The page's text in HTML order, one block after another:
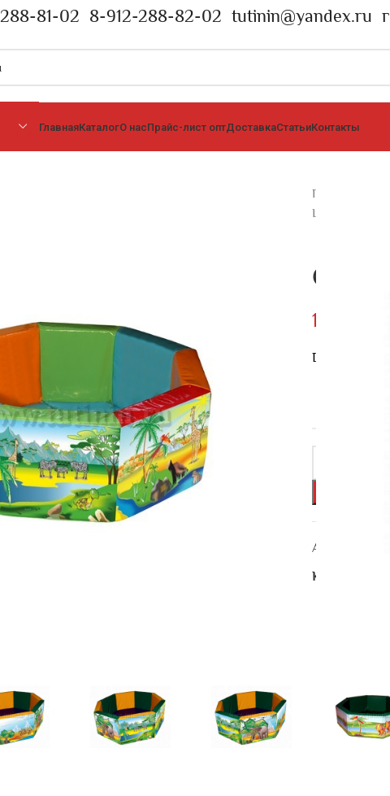
81-02 8-912-288-82-02 tutinin@yandex.ru
ГлавнаяКаталогО насПрайс-лист оптДоставкаСтатьиКонтакты
Главная
10799
D165см,
Артикул:
Категория: